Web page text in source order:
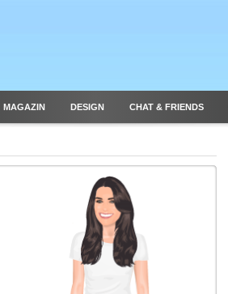
MAGAZIN DESIGN CHAT & FRIENDS